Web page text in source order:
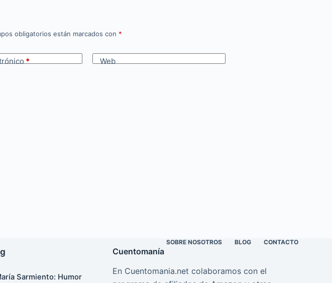
obligatorios están marcados con *
* Web
SOBRE NOSOTROS BLOG CONTACTO
Sarmiento: Humor
Cuentomanía
En Cuentomania.net colaboramos con el